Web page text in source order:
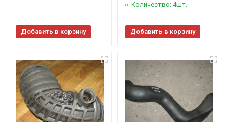
Добавить в корзину
Количество: 4шт.
Добавить в корзину